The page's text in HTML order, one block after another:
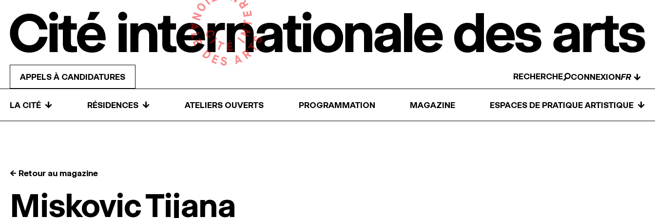
APPELS À CANDIDATURES RECHERCHE CONNEXION ↓
LA CITÉ ↓ RÉSIDENCES ↓ ATELIERS OUVERTS PROGRAMMATION MAGAZINE ESPACES DE PRATIQUE ARTISTIQUE ↓
← Retour au magazine
Miskovic Tijana